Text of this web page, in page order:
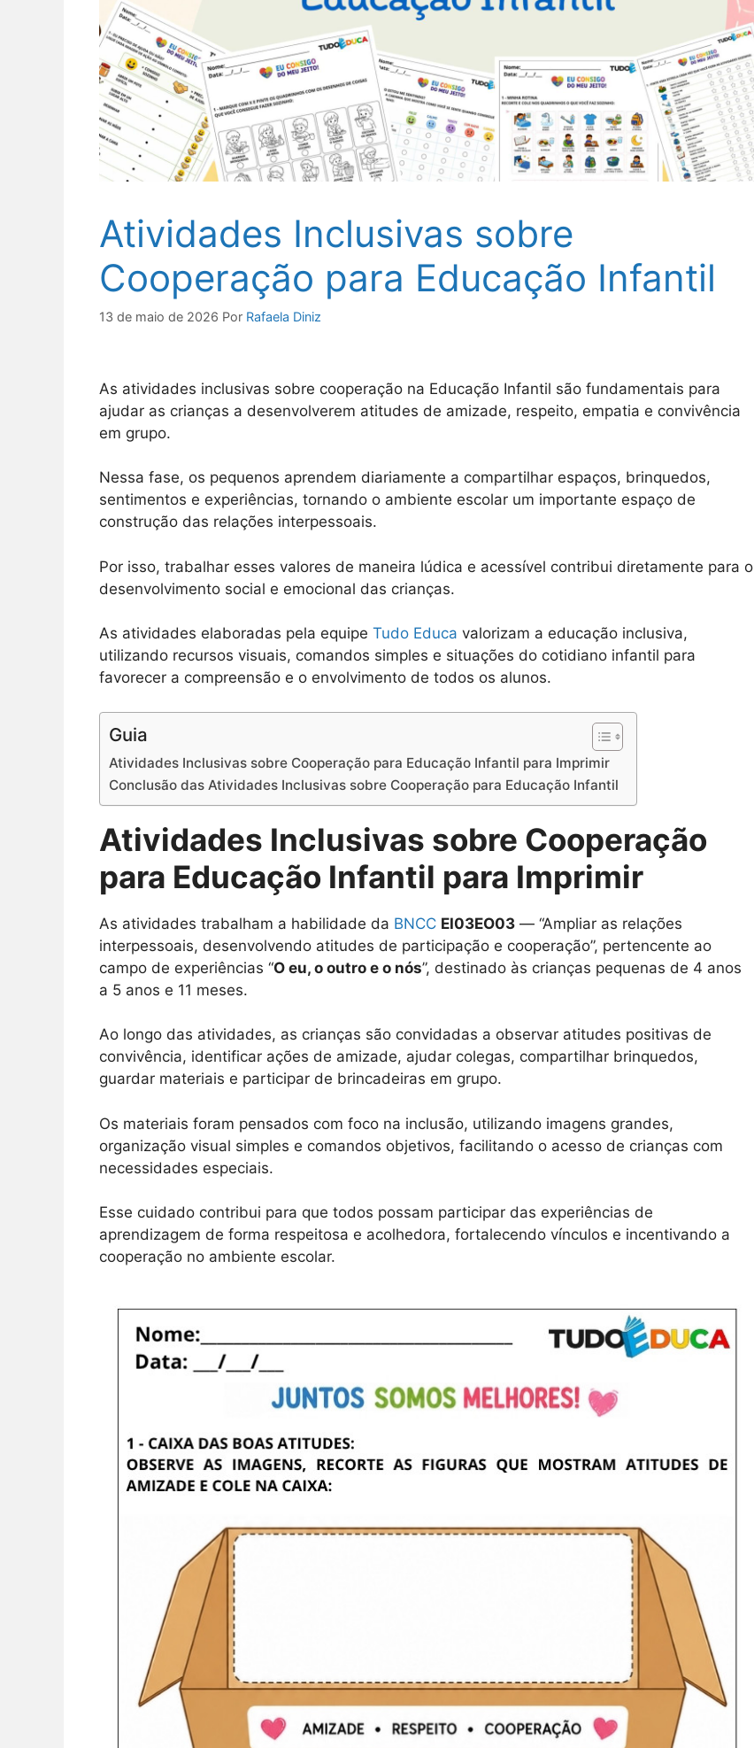
Atividades Inclusivas sobre
Cooperação para Educação Infantil
13 de maio de 2026 Por Rafaela Diniz
As atividades inclusivas sobre cooperação na Educação Infantil são fundamentais para
ajudar as crianças a desenvolverem atitudes de amizade, respeito, empatia e convivência
em grupo.
Nessa fase, os pequenos aprendem diariamente a compartilhar espaços, brinquedos,
sentimentos e experiências, tornando o ambiente escolar um importante espaço de
construção das relações interpessoais.
Por isso, trabalhar esses valores de maneira lúdica e acessível contribui diretamente para o
desenvolvimento social e emocional das crianças.
As atividades elaboradas pela equipe Tudo Educa valorizam a educação inclusiva,
utilizando recursos visuais, comandos simples e situações do cotidiano infantil para
favorecer a compreensão e o envolvimento de todos os alunos.
Guia
Atividades Inclusivas sobre Cooperação para Educação Infantil para Imprimir
Conclusão das Atividades Inclusivas sobre Cooperação para Educação Infantil
Atividades Inclusivas sobre Cooperação
para Educação Infantil para Imprimir
As atividades trabalham a habilidade da BNCC EI03EO03 — “Ampliar as relações
interpessoais, desenvolvendo atitudes de participação e cooperação”, pertencente ao
campo de experiências “O eu, o outro e o nós”, destinado às crianças pequenas de 4 anos
a 5 anos e 11 meses.
Ao longo das atividades, as crianças são convidadas a observar atitudes positivas de
convivência, identificar ações de amizade, ajudar colegas, compartilhar brinquedos,
guardar materiais e participar de brincadeiras em grupo.
Os materiais foram pensados com foco na inclusão, utilizando imagens grandes,
organização visual simples e comandos objetivos, facilitando o acesso de crianças com
necessidades especiais.
Esse cuidado contribui para que todos possam participar das experiências de
aprendizagem de forma respeitosa e acolhedora, fortalecendo vínculos e incentivando a
cooperação no ambiente escolar.